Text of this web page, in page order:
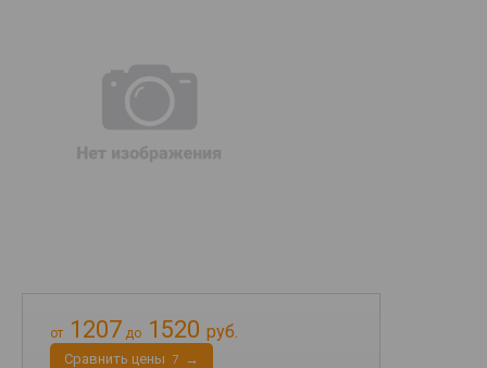
от 1207 до 1520 руб.
Cравнить цены 7 →